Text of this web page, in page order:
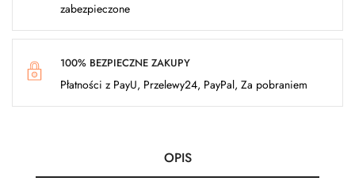
zabezpieczone
100% BEZPIECZNE ZAKUPY
Płatności z PayU, Przelewy24, PayPal, Za pobraniem
OPIS